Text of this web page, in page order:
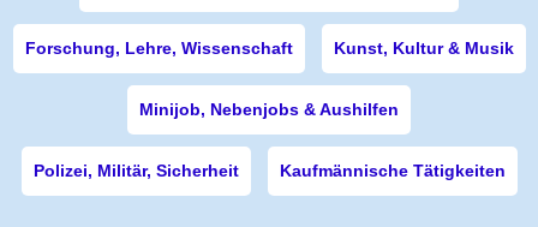
Forschung, Lehre, Wissenschaft Kunst, Kultur & Musik
Minijob, Nebenjobs & Aushilfen
Polizei, Militär, Sicherheit Kaufmännische Tätigkeiten